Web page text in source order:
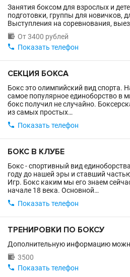
Занятия боксом для взрослых и
подготовки, группы для новичков,
Выступления на соревнования,
 От 3400 рублей
 Показать телефон
СЕКЦИЯ БОКСА
Бокс это олимпийский вид спорта.
самое популярное единоборство в
бокс получил не случайно.
из самых простых…
 Показать телефон
БОКС В КЛУБЕ
Бокс - спортивный вид
году до нашей эры и ставший
Игр. Бокс каким мы его знаем
начале 18 века. Основной…
 Показать телефон
ТРЕНИРОВКИ ПО БОКСУ
Дополнительную информацию
 3500
 Показать телефон